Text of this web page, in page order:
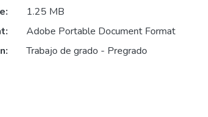
1.25 MB
Adobe Portable Document Format
Trabajo de grado - Pregrado